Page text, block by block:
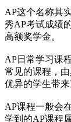
AP这个名称其
秀AP考试成绩
高额奖学金。
AP日常学习课
常见的课程，
优异的学生带
AP课程一般会
学到的AP课程